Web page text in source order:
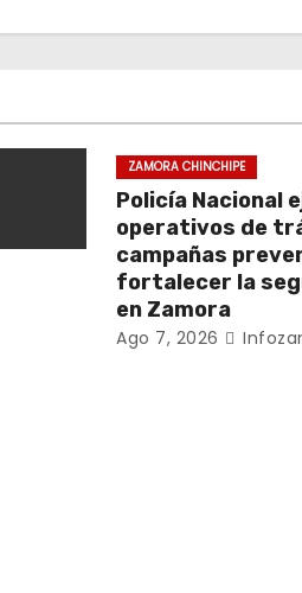
ZAMORA CHINCHIPE
Policía Nacional
operativos de
campañas
fortalecer la
en Zamora
Ago 7, 2026